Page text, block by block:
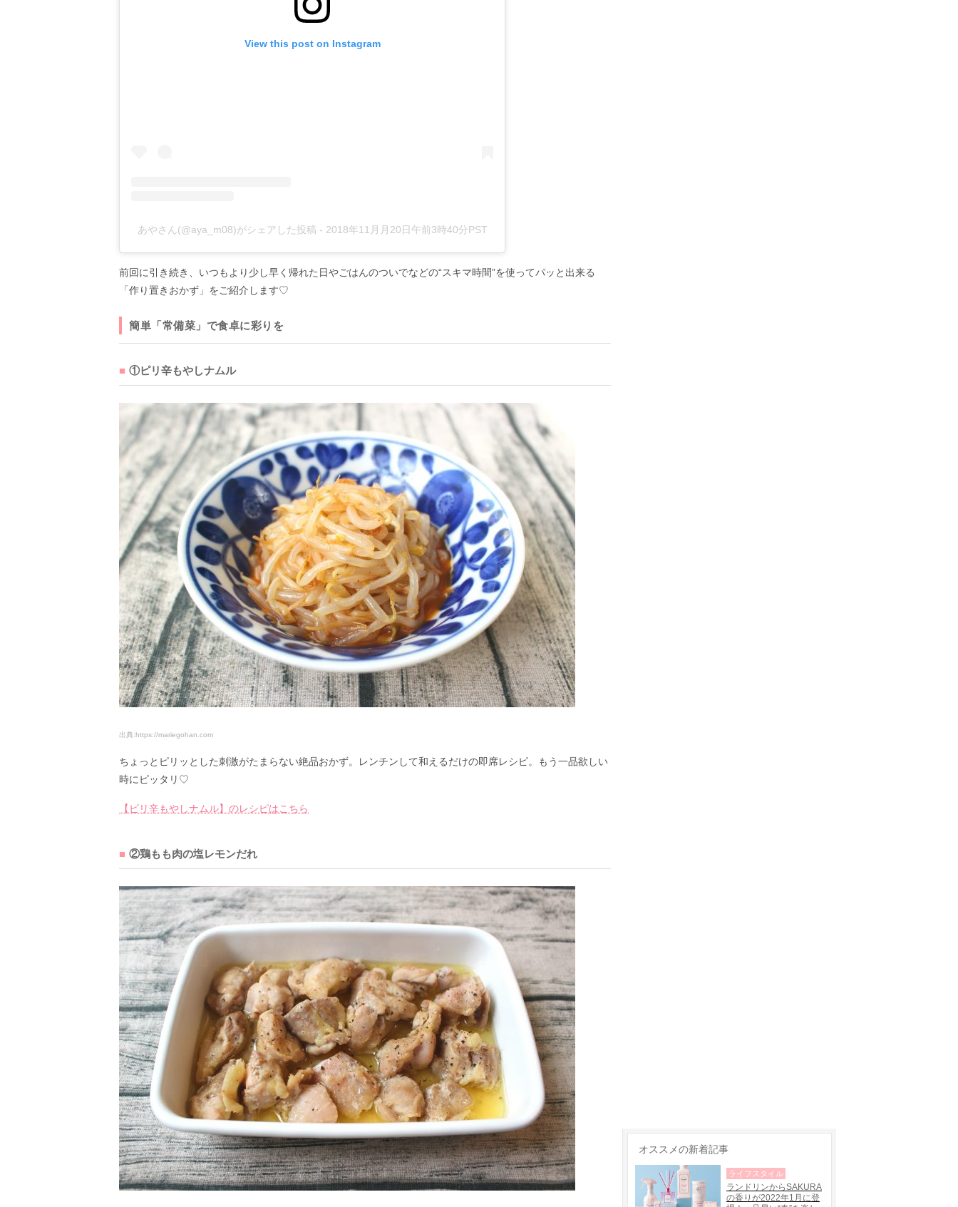
View this post on Instagram
あやさん(@aya_m08)がシェアした投稿 - 2018年11月月20日午前3時40分PST
前回に引き続き、いつもより少し早く帰れた日やごはんのついでなどの“スキマ時間”を使ってパッと出来る
「作り置きおかず」をご紹介します♡
簡単「常備菜」で食卓に彩りを
①ピリ辛もやしナムル
出典:https://mariegohan.com
ちょっとピリッとした刺激がたまらない絶品おかず。レンチンして和えるだけの即席レシピ。もう一品欲しい
時にピッタリ♡
【ピリ辛もやしナムル】のレシピはこちら
②鶏もも肉の塩レモンだれ
オススメの新着記事
ランドリンからSAKURA
の香りが2022年1月に登
ライフスタイル